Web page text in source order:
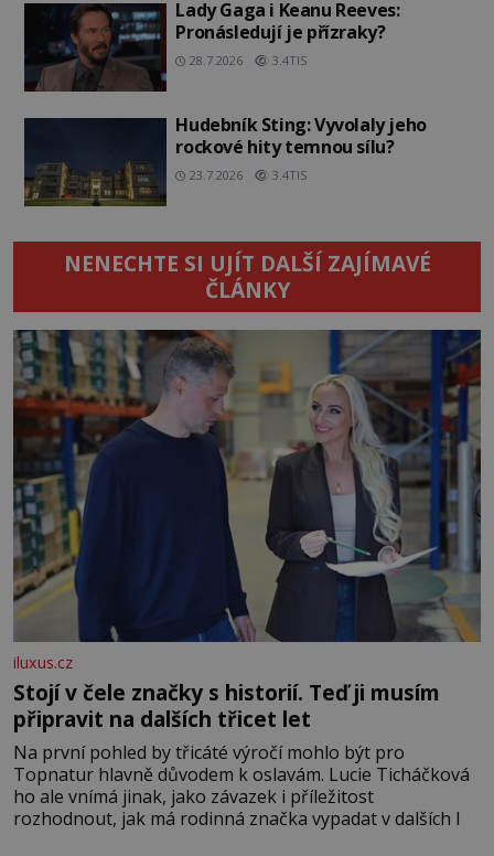
Lady Gaga i Keanu Reeves:
Pronásledují je přízraky?
28.7.2026 3.4TIS
Hudebník Sting: Vyvolaly jeho
rockové hity temnou sílu?
23.7.2026 3.4TIS
NENECHTE SI UJÍT DALŠÍ ZAJÍMAVÉ
ČLÁNKY
iluxus.cz
Stojí v čele značky s historií. Teď ji musím
připravit na dalších třicet let
Na první pohled by třicáté výročí mohlo být pro
Topnatur hlavně důvodem k oslavám. Lucie Ticháčková
ho ale vnímá jinak, jako závazek i příležitost
rozhodnout, jak má rodinná značka vypadat v dalších l